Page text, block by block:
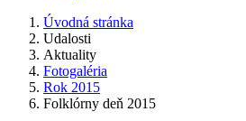
Úvodná stránka
Udalosti
Aktuality
Fotogaléria
Rok 2015
Folklórny deň 2015